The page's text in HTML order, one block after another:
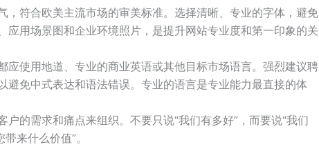
，符合欧美主流市场的审美标准。选择清晰、专业的字体，避免
用场景图和企业环境照片，是提升网站专业度和第一印象的关
应使用地道、专业的商业英语或其他目标市场语言。强烈建议聘
免中式表达和语法错误。专业的语言是专业能力最直接的体
户的需求和痛点来组织。不要只说“我们有多好”，而要说“我们
来什么价值”。